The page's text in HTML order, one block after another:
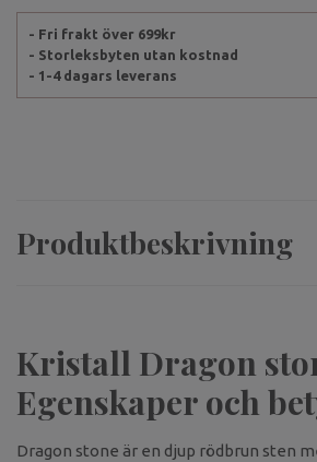
- Fri frakt över 699kr
- Storleksbyten utan kostnad
- 1-4 dagars leverans
Produktbeskrivning
Kristall Dragon
Egenskaper och
Dragon stone är en djup rödbrun sten